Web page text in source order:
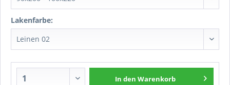
Lakenfarbe:
In den Warenkorb